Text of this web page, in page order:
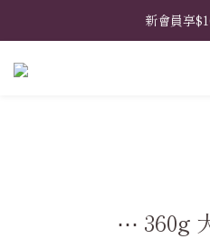
𖧧  指定禮盒免費升級花藝
新會員享
𖧧  指定禮盒免費升級花藝
⋯ 360g